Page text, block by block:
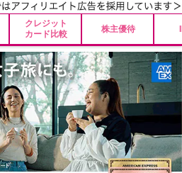
クレジット
カード比較
株主優待